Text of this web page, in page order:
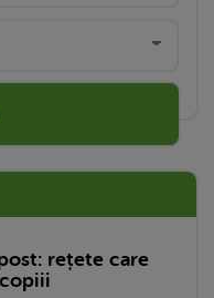
rețete care